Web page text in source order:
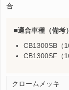
合
適合車種（備考）
CB1300SB（
CB1300SF（
クロームメッキ